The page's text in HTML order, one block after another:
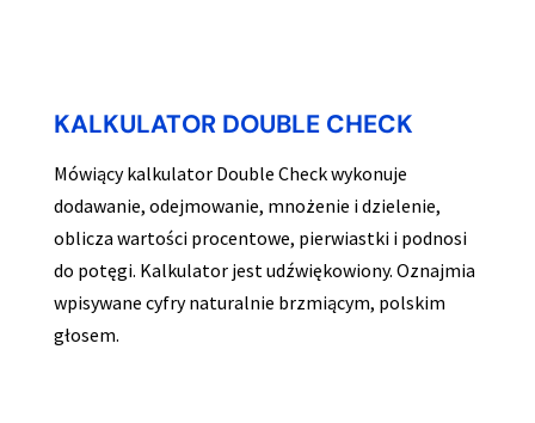
KALKULATOR DOUBLE CHECK
Mówiący kalkulator Double Check wykonuje
dodawanie, odejmowanie, mnożenie i dzielenie,
oblicza wartości procentowe, pierwiastki i podnosi
do potęgi. Kalkulator jest udźwiękowiony. Oznajmia
wpisywane cyfry naturalnie brzmiącym, polskim
głosem.